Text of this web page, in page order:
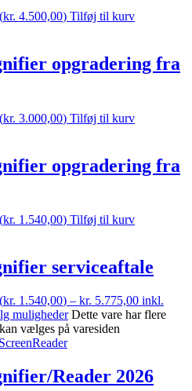
kr. 4.500,00) Tilføj til kurv
opgradering fra
kr. 3.000,00) Tilføj til kurv
opgradering fra
kr. 1.540,00) Tilføj til kurv
serviceaftale
kr. 1.540,00) – kr. 5.775,00 inkl.
muligheder Dette vare har flere
vælges på varesiden
Reader 2026